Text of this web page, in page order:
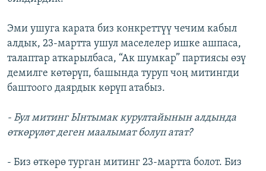
Эми ушуга карата биз конкреттүү чечим кабыл
алдык, 23-мартта ушул маселелер ишке ашпаса,
талаптар аткарылбаса, “Ак шумкар” партиясы өзү
демилге көтөрүп, башында туруп чоң митингди
баштоого даярдык көрүп атабыз.
- Бул митинг Ынтымак курултайынын алдында
өткөрүлөт деген маалымат болуп атат?
- Биз өткөрө турган митинг 23-мартта болот. Биз